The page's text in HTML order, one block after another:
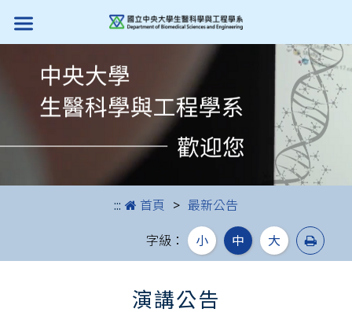
::: 首頁 最新公告
字級： 小 中 大 列印
演講公告